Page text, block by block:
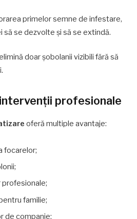
primelor semne de infestare,
se dezvolte și să se extindă.
doar șobolanii vizibili fără să
profesionale
oferă multiple avantaje:
focarelor;
familie;
de companie;